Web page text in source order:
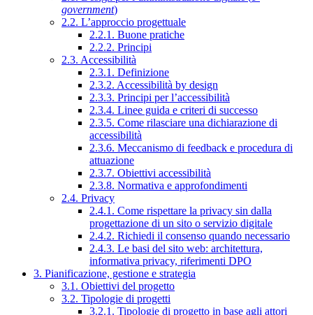
government)
2.2. L’approccio progettuale
2.2.1. Buone pratiche
2.2.2. Principi
2.3. Accessibilità
2.3.1. Definizione
2.3.2. Accessibilità by design
2.3.3. Principi per l’accessibilità
2.3.4. Linee guida e criteri di successo
2.3.5. Come rilasciare una dichiarazione di
accessibilità
2.3.6. Meccanismo di feedback e procedura di
attuazione
2.3.7. Obiettivi accessibilità
2.3.8. Normativa e approfondimenti
2.4. Privacy
2.4.1. Come rispettare la privacy sin dalla
progettazione di un sito o servizio digitale
2.4.2. Richiedi il consenso quando necessario
2.4.3. Le basi del sito web: architettura,
informativa privacy, riferimenti DPO
3. Pianificazione, gestione e strategia
3.1. Obiettivi del progetto
3.2. Tipologie di progetti
3.2.1. Tipologie di progetto in base agli attori